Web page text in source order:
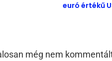
euró értékű
még nem